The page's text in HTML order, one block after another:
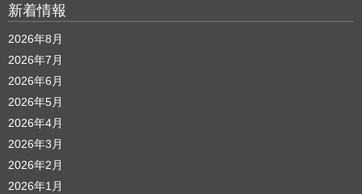
新着情報
2026年8月
2026年7月
2026年6月
2026年5月
2026年4月
2026年3月
2026年2月
2026年1月